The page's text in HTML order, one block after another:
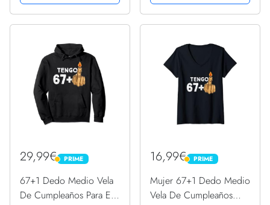
29,99€ PRIME
PRIME
67+1 Dedo Medio Vela
De Cumpleaños Para El
16,99€ PRIME
PRIME
Mujer 67+1 Dedo Medio
Vela De Cumpleaños